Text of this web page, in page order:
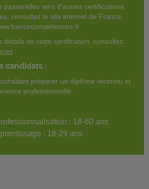
passerelles vers d’autres certifications,
consultez le site internet de France
détails de cette certification, consultez
candidats :
préparer un diplôme reconnu et
professionnelle.
: 18-60 ans
: 18-29 ans